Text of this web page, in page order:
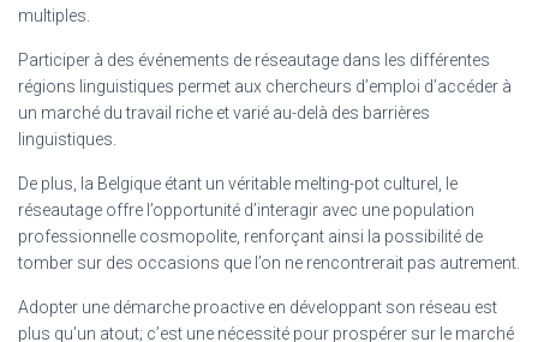
multiples.
Participer à des événements de réseautage dans les différentes
régions linguistiques permet aux chercheurs d’emploi d’accéder à
un marché du travail riche et varié au-delà des barrières
linguistiques.
De plus, la Belgique étant un véritable melting-pot culturel, le
réseautage offre l’opportunité d’interagir avec une population
professionnelle cosmopolite, renforçant ainsi la possibilité de
tomber sur des occasions que l’on ne rencontrerait pas autrement.
Adopter une démarche proactive en développant son réseau est
plus qu’un atout; c’est une nécessité pour prospérer sur le marché